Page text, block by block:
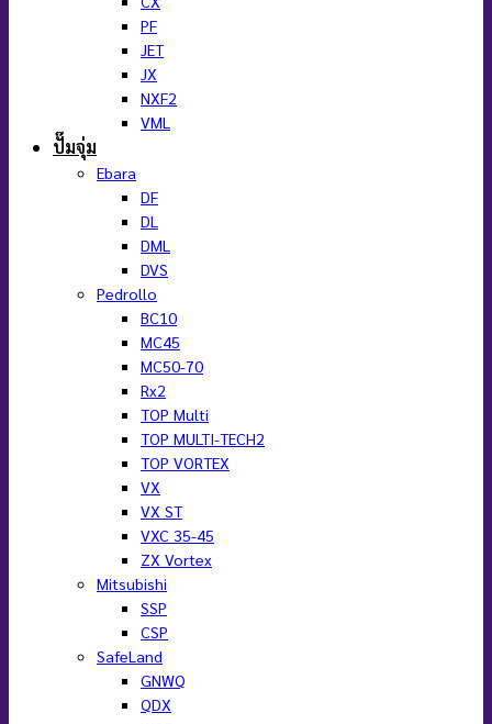
Tel : 090-663-3306 , 082-324-5668
ค้นหา:
LINE : @BAANPUMP
หน้าหลัก
ปั๊มหอยโข่ง
STAGE
VST
GTX
GA
GEXM
GVMS
GB
GDX
GM
GMB
GST
GWO
Ebara
CM
2CDX
3D
3M
CDX
Pedrollo
2CP
CP-ST4
CP